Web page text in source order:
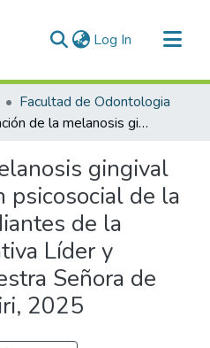
Log In (current)
Facultad de Odontologia
Relación de la melanosis gingival con la percepción psicosocial de la estética en estudiantes de la Institución Educativa Líder y Emblemática Nuestra Señora de Alta Gracia Ayaviri, 2025
gingival
psicosocial de la
de la
Líder y
Señora de
2025